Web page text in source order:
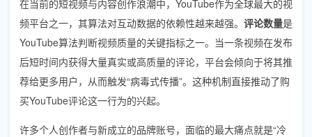
在当前的短视频与内容创作浪潮中，YouTube作为全球最大的视
频平台之一，其算法对互动数据的依赖性越来越强。 评论数量是
YouTube算法判断视频质量的关键指标之一。当一条视频在发布
后短时间内获得大量真实或高质量的评论，平台会倾向于将其推
荐给更多用户，从而触发“病毒式传播”。这种机制直接推动了购
买YouTube评论这一行为的兴起。
许多个人创作者与新成立的品牌账号，面临的最大痛点就是“冷